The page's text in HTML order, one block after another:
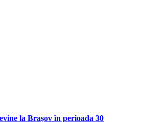
la Brașov în perioada 30